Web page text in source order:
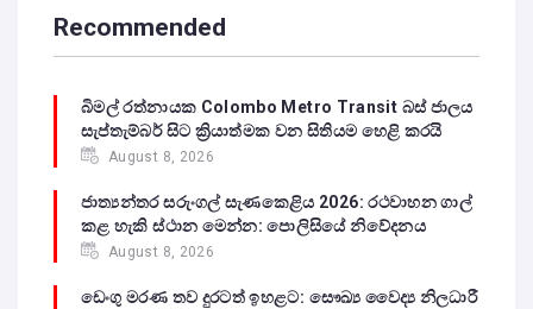
Recommended
බිමල් රත්නායක Colombo Metro Transit බස් ජාලය
සැප්තැම්බර් සිට ක්‍රියාත්මක වන සිතියම හෙළි කරයි
August 8, 2026
ජාත්‍යන්තර සරුංගල් සැණකෙළිය 2026: රථවාහන ගාල්
කළ හැකි ස්ථාන මෙන්න: පොලිසියේ නිවේදනය
August 8, 2026
ඩෙංගු මරණ තව දුරටත් ඉහළට: සෞඛ්‍ය වෛද්‍ය නිලධාරී